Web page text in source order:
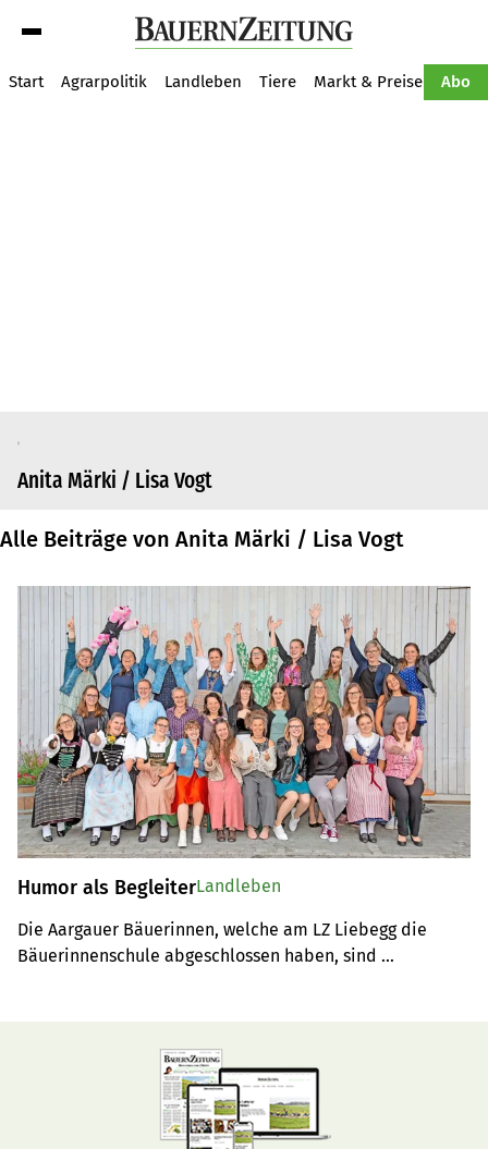
Start Agrarpolitik Landleben Tiere Markt & Preise Abo
Anita Märki / Lisa Vogt
Alle Beiträge von Anita Märki / Lisa Vogt
Humor als Begleiter
Die Aargauer Bäuerinnen, welche am LZ Liebegg die
Bäuerinnenschule abgeschlossen haben, sind
Landleben